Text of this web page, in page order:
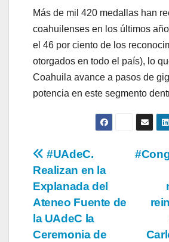
Más de mil 420 medallas han
coahuilenses en los últimos
el 46 por ciento de los
otorgados en todo el país), lo
Coahuila avance a pasos de
potencia en este segmento
Navegación
de
entradas
#UAdeC.
Realizan en la
Explanada del
Ateneo Fuente de
la UAdeC la
Ceremonia de